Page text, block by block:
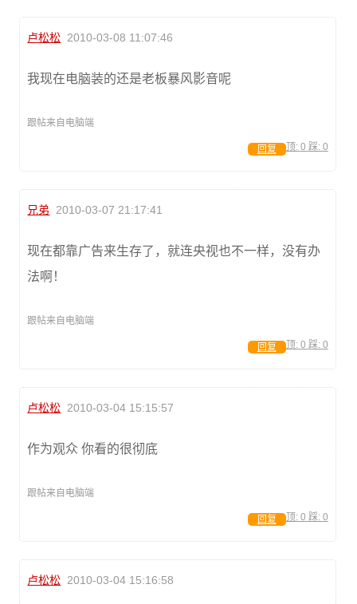
卢松松 2010-03-08 11:07:46
我现在电脑装的还是老板暴风影音呢
跟帖来自电脑端
顶: 0 踩: 0
回复
兄弟 2010-03-07 21:17:41
现在都靠广告来生存了，就连央视也不一样，没有办
法啊！
跟帖来自电脑端
顶: 0 踩: 0
回复
卢松松 2010-03-04 15:15:57
作为观众 你看的很彻底
跟帖来自电脑端
顶: 0 踩: 0
回复
卢松松 2010-03-04 15:16:58